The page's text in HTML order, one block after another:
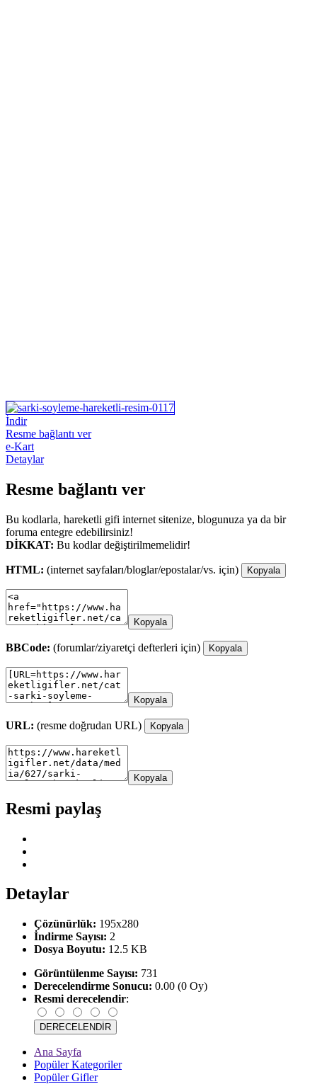
İndir
Resme bağlantı ver
e-Kart
Detaylar
Resme bağlantı ver
Bu kodlarla, hareketli gifi internet sitenize, blogunuza ya da bir
foruma entegre edebilirsiniz!
DİKKAT: Bu kodlar değiştirilmemelidir!
HTML: (internet sayfaları/bloglar/epostalar/vs. için) Kopyala
Kopyala
BBCode: (forumlar/ziyaretçi defterleri için) Kopyala
Kopyala
URL: (resme doğrudan URL) Kopyala
Kopyala
Resmi paylaş
Detaylar
Çözünürlük: 195x280
İndirme Sayısı: 2
Dosya Boyutu: 12.5 KB
Görüntülenme Sayısı: 731
Derecelendirme Sonucu: 0.00 (0 Oy)
Resmi derecelendir:
Ana Sayfa
Popüler Kategoriler
Popüler Gifler